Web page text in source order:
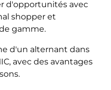
d'opportunités avec
shopper et
gamme.
d'un alternant dans
avec des avantages